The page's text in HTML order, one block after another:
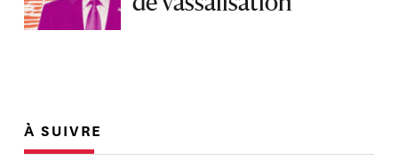
À SUIVRE